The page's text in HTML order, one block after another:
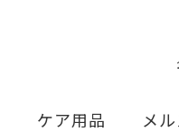
ケア用品 メ